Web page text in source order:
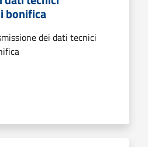
bonifica
dei dati tecnici